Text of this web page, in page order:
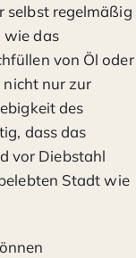
selbst regelmäßig
wie das
von Öl oder
nur zur
des
dass das
vor Diebstahl
Stadt wie